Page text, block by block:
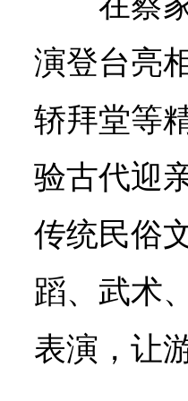
演登台亮
轿拜堂等
验古代迎
传统民俗
蹈、武术
表演，让